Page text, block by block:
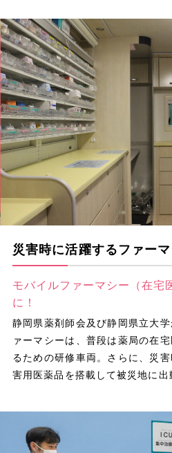
災害時に活躍するファー
モバイルファーマシー（在宅
に！
静岡県薬剤師会及び静岡県立大
ァーマシーは、普段は薬局の在
るための研修車両。さらに、災
害用医薬品を搭載して被災地に出